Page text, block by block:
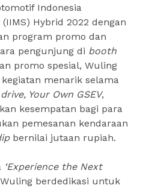
Indonesia
Hybrid 2022 dengan
program promo dan
pengunjung di booth
promo spesial, Wuling
menarik selama
Your Own GSEV,
kesempatan bagi para
pemesanan kendaraan
bernilai jutaan rupiah.
‘Experience the Next
berdedikasi untuk